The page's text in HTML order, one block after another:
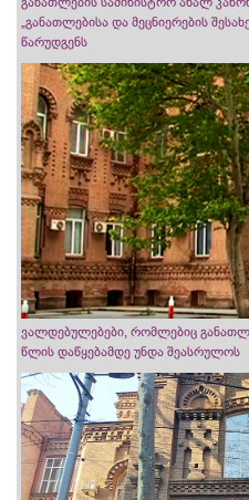
„განათლებისა და მეცნიერების
წარუდგენს
ვალდებულებები, რომლებიც
წლის დაწყებამდე უნდა შეასრულოს